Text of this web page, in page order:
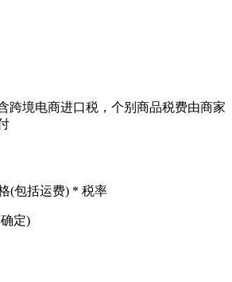
跨境电商进口税，个别商品税费由商家
(包括运费) * 税率
定)